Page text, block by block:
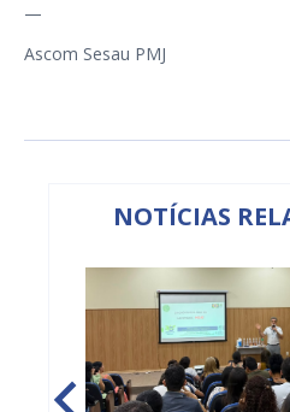
—
Ascom Sesau PMJ
NOTÍCIAS